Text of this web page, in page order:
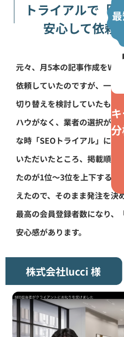
トライアルで「
安心して依頼
元々、月5本の記事作成を
依頼していたのですが、一向
切り替えを検討していたもの
ハウがなく、業者の選択が非
な時「SEOトライアル」に出
いただいたところ、掲載順位
たのが1位〜3位を上下するよ
えたので、そのまま発注を決
最高の会員登録者数になり、
安心感があります。
株式会社lucci 様